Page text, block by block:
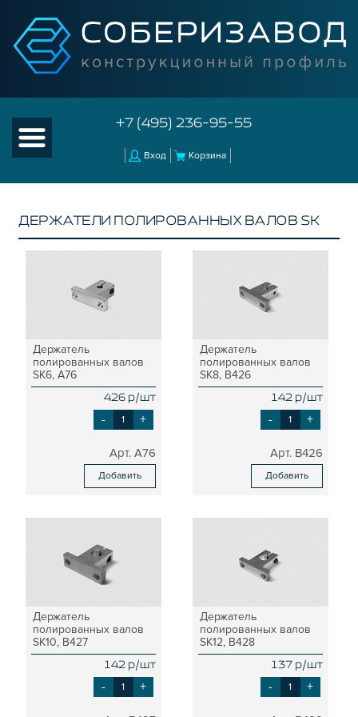
+7 (495) 236-95-55
Вход Корзина
КОНСТРУКЦИОННЫЙ ПРОФИЛЬ
КОМПЛЕКТУЮЩИЕ К ЧПУ
ПРОФИЛЬНЫЕ НАПРАВЛЯЮЩИЕ
ПОЛИРОВАННЫЕ ВАЛЫ И ДЕРЖАТЕЛИ
ШАРИКО-ВИНТОВЫЕ ПЕРЕДАЧИ (ШВП)
ОПОРЫ ХОДОВЫХ ВИНТОВ
ЛИНЕЙНЫЕ ПОДШИПНИКИ И МОДУЛИ
КАБЕЛЬ-КАНАЛЫ СТАНОЧНЫЕ ГИБКИЕ
МЕХ. ПЕРЕДАЧА
МУФТЫ СОЕДИНИТЕЛЬНЫЕ
ШПИНДЕЛИ
ЗУБЧАТЫЕ РЕЙКИ И ШЕСТЕРНИ
ШАГОВЫЕ ДВИГАТЕЛИ И АККСЕСУАРЫ
АКСЕССУАРЫ ДЛЯ V-ПАЗА
СОЕДИНИТЕЛЬНЫЕ ПЛАСТИНЫ
Т-БОЛТЫ И Т-ГАЙКИ
СУХАРИ ПАЗОВЫЕ
УГЛОВЫЕ СОЕДИНИТЕЛИ
ДЕРЖАТЕЛИ ПОЛИРОВАННЫХ ВАЛОВ SK
Держатель
полированных валов
SK6, A76
426 р/шт
- +
A76
Добавить
Держатель
полированных валов
SK8, B426
142 р/шт
- +
B426
Добавить
Держатель
полированных валов
SK10, B427
142 р/шт
- +
Держатель
полированных валов
SK12, B428
137 р/шт
- +